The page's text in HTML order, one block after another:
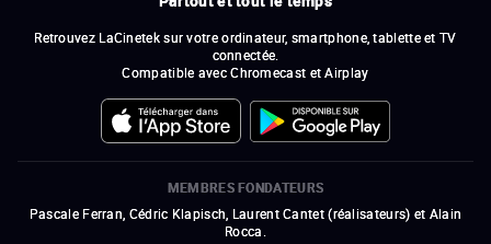
Retrouvez LaCinetek sur votre ordinateur, smartphone, tablette et TV
connectée.
Compatible avec Chromecast et Airplay
MEMBRES FONDATEURS
Pascale Ferran, Cédric Klapisch, Laurent Cantet (réalisateurs) et Alain
Rocca.